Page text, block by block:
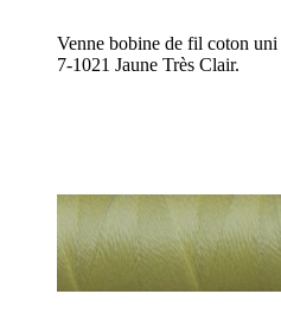
Venne bobine de fil coton
7-1021 Jaune Très Clair.